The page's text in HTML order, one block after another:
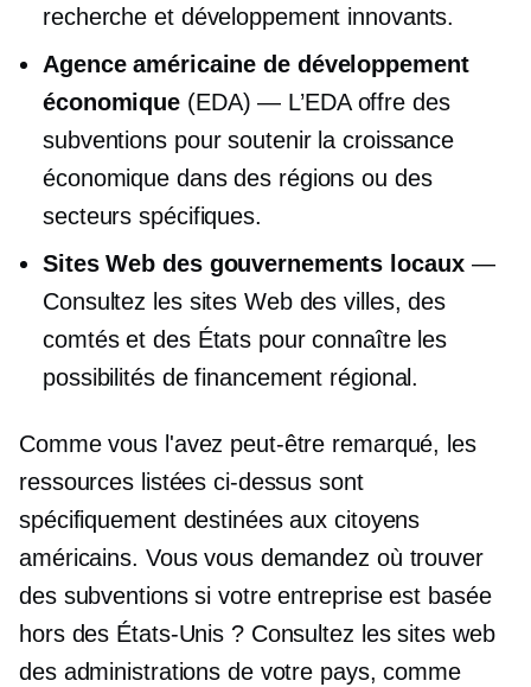
recherche et développement innovants.
Agence américaine de développement
économique (EDA) — L’EDA offre des
subventions pour soutenir la croissance
économique dans des régions ou des
secteurs spécifiques.
Sites Web des gouvernements locaux—
Consultez les sites Web des villes, des
comtés et des États pour connaître les
possibilités de financement régional.
Comme vous l'avez peut-être remarqué, les
ressources listées ci-dessus sont
spécifiquement destinées aux citoyens
américains. Vous vous demandez où trouver
des subventions si votre entreprise est basée
hors des États-Unis ? Consultez les sites web
des administrations de votre pays, comme